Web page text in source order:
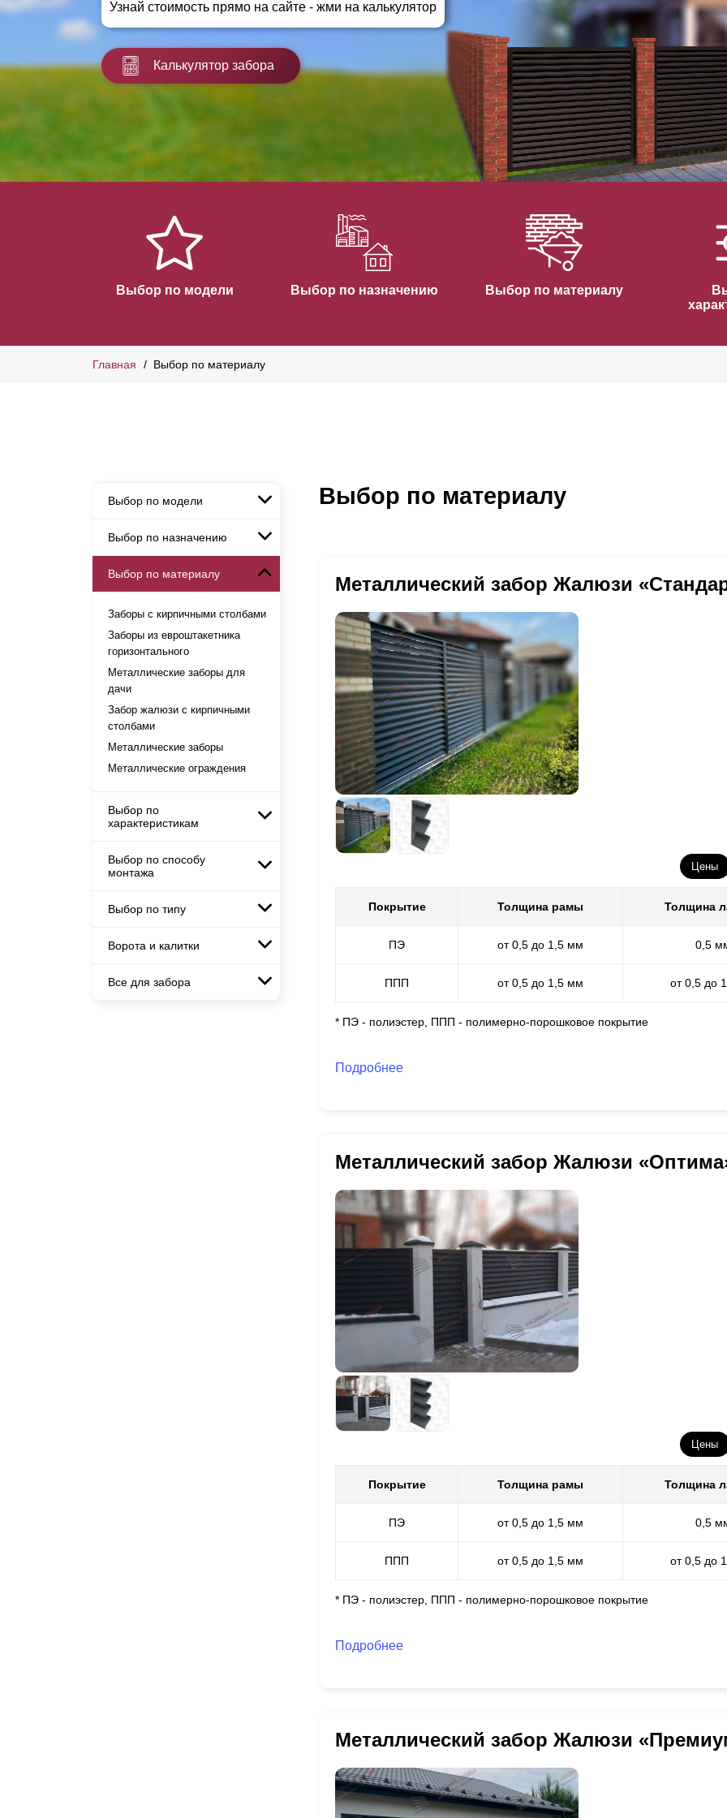
Заборы для дачи
Заборы и ограждения для школ
Забор на участок 10 соток
Горизонтальные заборы
Высокие заборы
Красивые, дизайнерские заборы
ВЫБОР ПО СПОСОБУ МОНТАЖА
Заборы под ключ
Готовые заборы
Быстровозводимые заборы
Узнай стоимость прямо на сайте - жми на калькулятор
Калькулятор забора
Выбор по модели Выбор по назначению Выбор по материалу
Главная Выбор по материалу
Выбор по модели
Заборы Ранчо
Заборы Классика
Выбор по назначению
Заборы и ограждения для
детских садов
Заборы для дачи
Элитные заборы для коттеджей
Заборы и ограждения для школ
Забор на участок 10 соток
Заборы и ограждения для дома
Выбор по материалу
Заборы с кирпичными столбами
Заборы из евроштакетника
горизонтального
Металлические заборы для
дачи
Забор жалюзи с кирпичными
столбами
Металлические заборы
Металлические ограждения
Выбор по
характеристикам
Горизонтальные заборы
Красивые, дизайнерские заборы
Выбор по способу
монтажа
Заборы под ключ
Комплекты заборов-лего
Быстровозводимые заборы
Выбор по типу
Модульные заборы и
Комбинированные заборы
Ворота и калитки
Ворота откатные
Все для забора
Выбор по материалу
Металлический забор Жалюзи
Цены
Покрытие Толщина рамы Толщина
ПЭ от 0,5 до 1,5 мм 0,5
ППП от 0,5 до 1,5 мм от 0,5 до
* ПЭ - полиэстер, ППП - полимерно-порошковое покрытие
Подробнее
Металлический забор Жалюзи
Цены
Покрытие Толщина рамы Толщина
ПЭ от 0,5 до 1,5 мм 0,5
ППП от 0,5 до 1,5 мм от 0,5 до
* ПЭ - полиэстер, ППП - полимерно-порошковое покрытие
Подробнее
Металлический забор Жалюзи